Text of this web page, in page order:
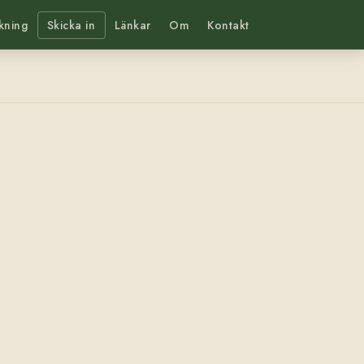
Skicka in Länkar Om Kontakt